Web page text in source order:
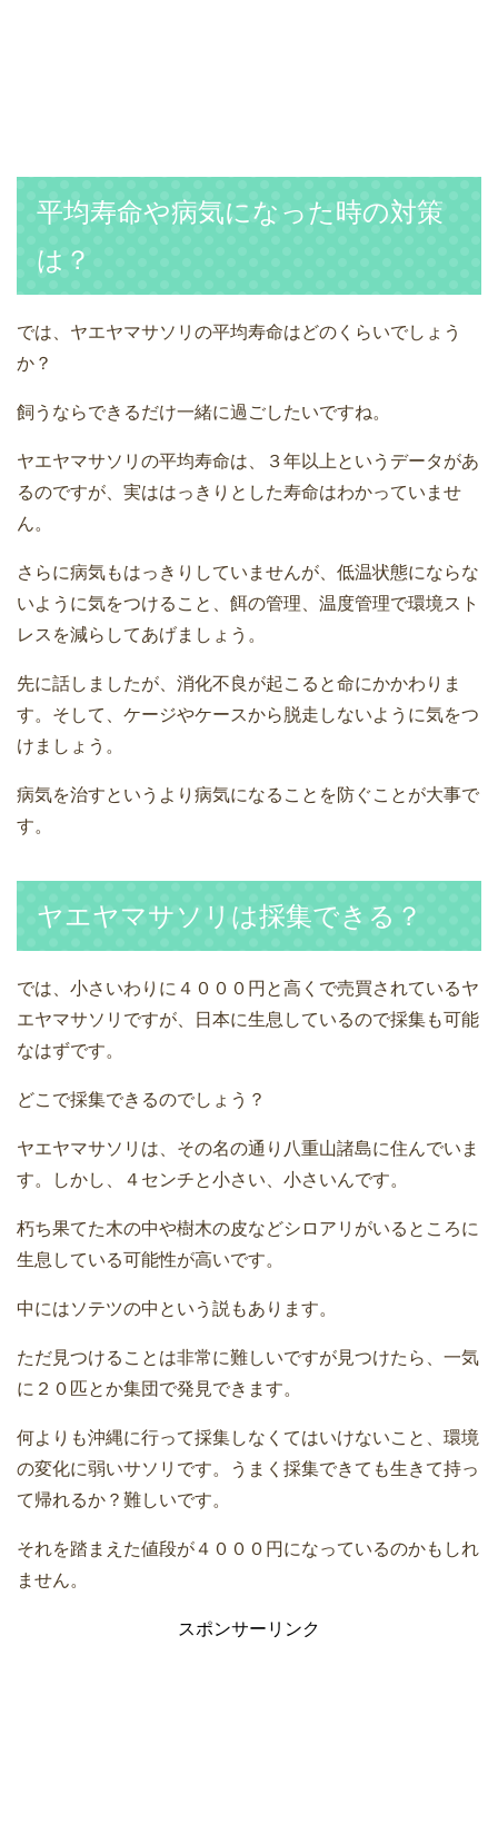
平均寿命や病気になった時の対策
は？
では、ヤエヤマサソリの平均寿命はどのくらいでしょう
か？
飼うならできるだけ一緒に過ごしたいですね。
ヤエヤマサソリの平均寿命は、３年以上というデータがあ
るのですが、実ははっきりとした寿命はわかっていませ
ん。
さらに病気もはっきりしていませんが、低温状態にならな
いように気をつけること、餌の管理、温度管理で環境スト
レスを減らしてあげましょう。
先に話しましたが、消化不良が起こると命にかかわりま
す。そして、ケージやケースから脱走しないように気をつ
けましょう。
病気を治すというより病気になることを防ぐことが大事で
す。
ヤエヤマサソリは採集できる？
では、小さいわりに４０００円と高くで売買されているヤ
エヤマサソリですが、日本に生息しているので採集も可能
なはずです。
どこで採集できるのでしょう？
ヤエヤマサソリは、その名の通り八重山諸島に住んでいま
す。しかし、４センチと小さい、小さいんです。
朽ち果てた木の中や樹木の皮などシロアリがいるところに
生息している可能性が高いです。
中にはソテツの中という説もあります。
ただ見つけることは非常に難しいですが見つけたら、一気
に２０匹とか集団で発見できます。
何よりも沖縄に行って採集しなくてはいけないこと、環境
の変化に弱いサソリです。うまく採集できても生きて持っ
て帰れるか？難しいです。
それを踏まえた値段が４０００円になっているのかもしれ
ません。
スポンサーリンク